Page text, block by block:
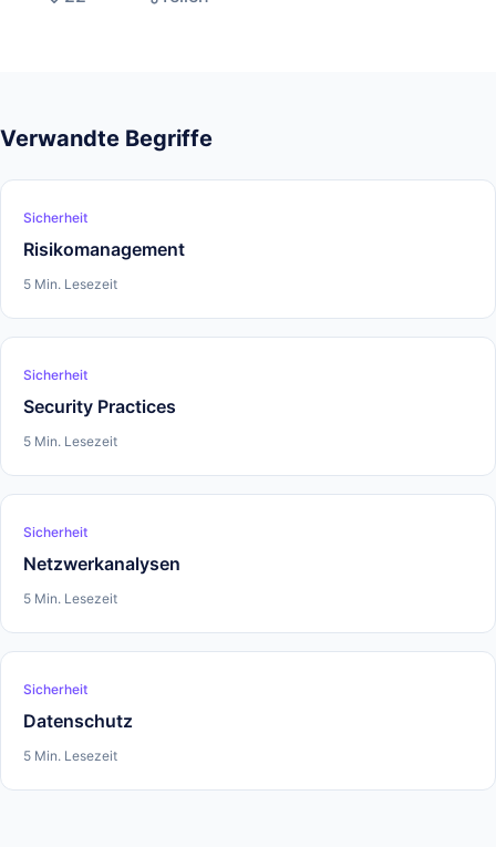
Verwandte Begriffe
Sicherheit
Risikomanagement
5 Min. Lesezeit
Sicherheit
Security Practices
5 Min. Lesezeit
Sicherheit
Netzwerkanalysen
5 Min. Lesezeit
Sicherheit
Datenschutz
5 Min. Lesezeit